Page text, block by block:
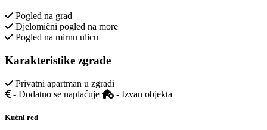
Pogled na grad
Djelomični pogled na more
Pogled na mirnu ulicu
Karakteristike zgrade
Privatni apartman u zgradi
- Dodatno se naplaćuje
- Izvan objekta
Kućni red